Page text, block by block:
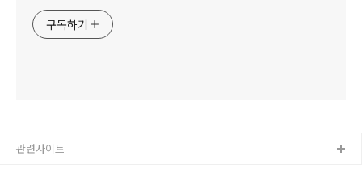
구독하기
관련사이트